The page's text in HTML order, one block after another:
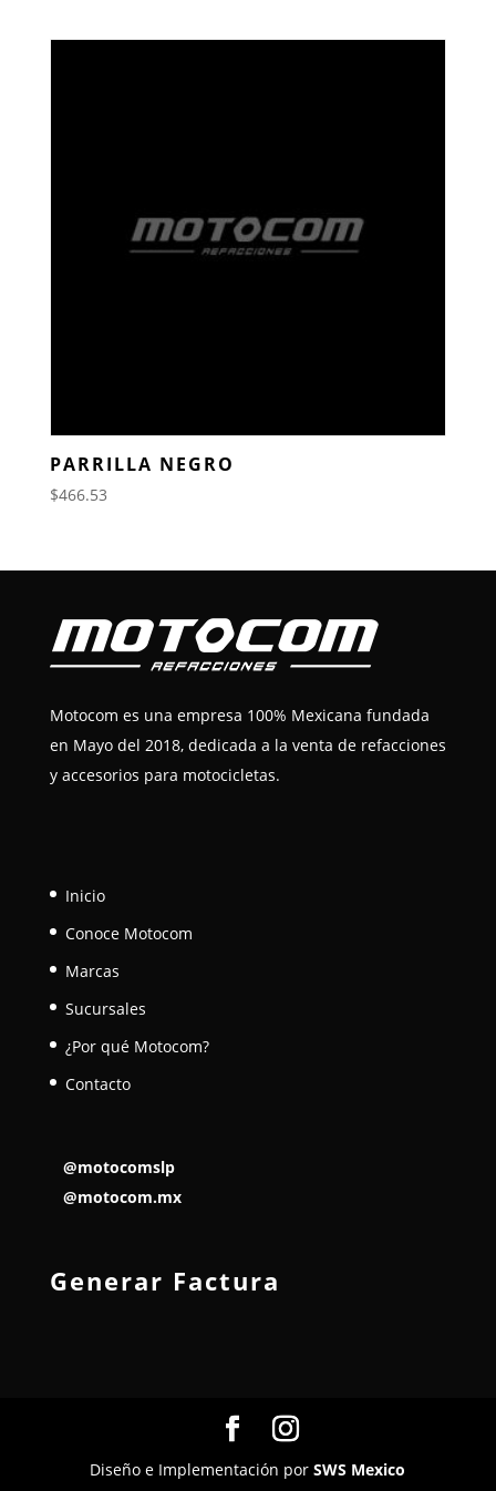
PARRILLA NEGRO
$466.53
Motocom es una empresa 100% Mexicana fundada
en Mayo del 2018, dedicada a la venta de refacciones
y accesorios para motocicletas.
Inicio
Conoce Motocom
Marcas
Sucursales
¿Por qué Motocom?
Contacto
@motocomslp
@motocom.mx
Generar Factura
Diseño e Implementación porSWS Mexico